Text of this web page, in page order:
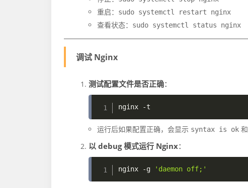
重启： sudo systemctl restart nginx
查看状态： sudo systemctl status nginx
调试 Nginx
测试配置文件是否正确：
nginx -t
运行后如果配置正确，会显示 syntax is ok和
以 debug 模式运行 Nginx：
nginx -g 'daemon off;'